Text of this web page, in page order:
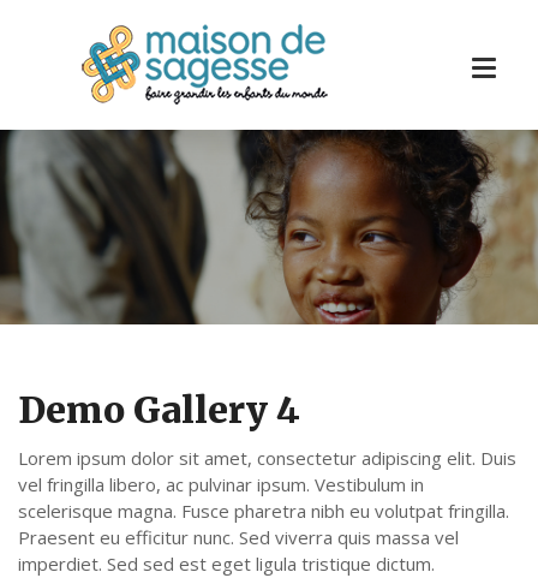
Demo Gallery 4
Lorem ipsum dolor sit amet, consectetur adipiscing elit. Duis
vel fringilla libero, ac pulvinar ipsum. Vestibulum in
scelerisque magna. Fusce pharetra nibh eu volutpat fringilla.
Praesent eu efficitur nunc. Sed viverra quis massa vel
imperdiet. Sed sed est eget ligula tristique dictum.